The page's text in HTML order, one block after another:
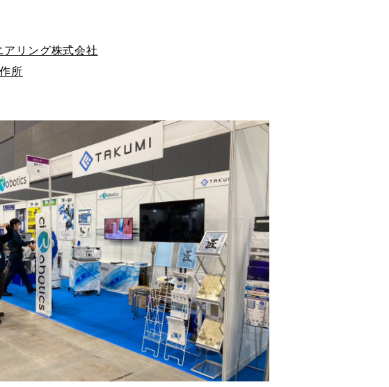
アリング株式会社
所